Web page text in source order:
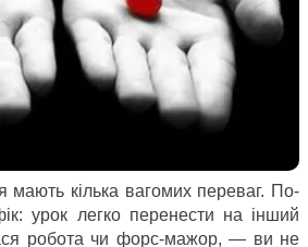
мають кілька вагомих переваг. По-
урок легко перенести на інший
робота чи форс-мажор, — ви не